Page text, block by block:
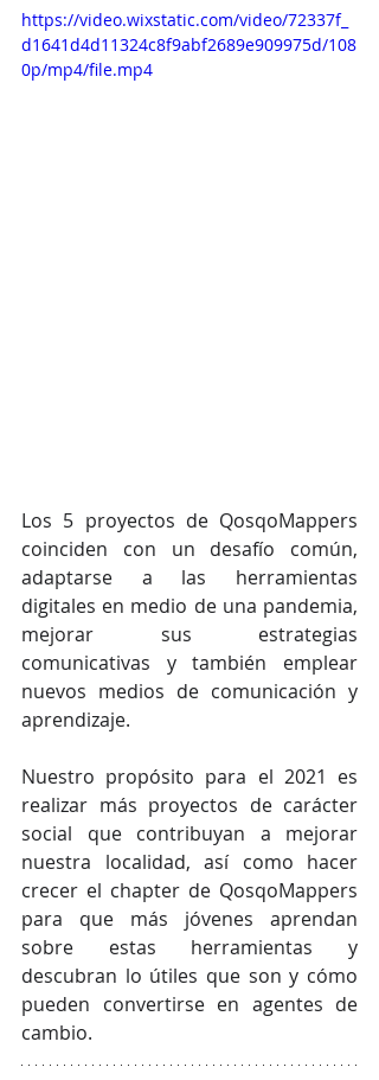
https://video.wixstatic.com/video/72337f_
d1641d4d11324c8f9abf2689e909975d/108
0p/mp4/file.mp4
Los 5 proyectos de QosqoMappers
coinciden con un desafío común,
adaptarse a las herramientas
digitales en medio de una pandemia,
mejorar sus estrategias
comunicativas y también emplear
nuevos medios de comunicación y
aprendizaje.
Nuestro propósito para el 2021 es
realizar más proyectos de carácter
social que contribuyan a mejorar
nuestra localidad, así como hacer
crecer el chapter de QosqoMappers
para que más jóvenes aprendan
sobre estas herramientas y
descubran lo útiles que son y cómo
pueden convertirse en agentes de
cambio.